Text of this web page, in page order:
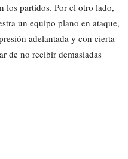
los partidos. Por el otro lado,
un equipo plano en ataque,
adelantada y con cierta
de no recibir demasiadas